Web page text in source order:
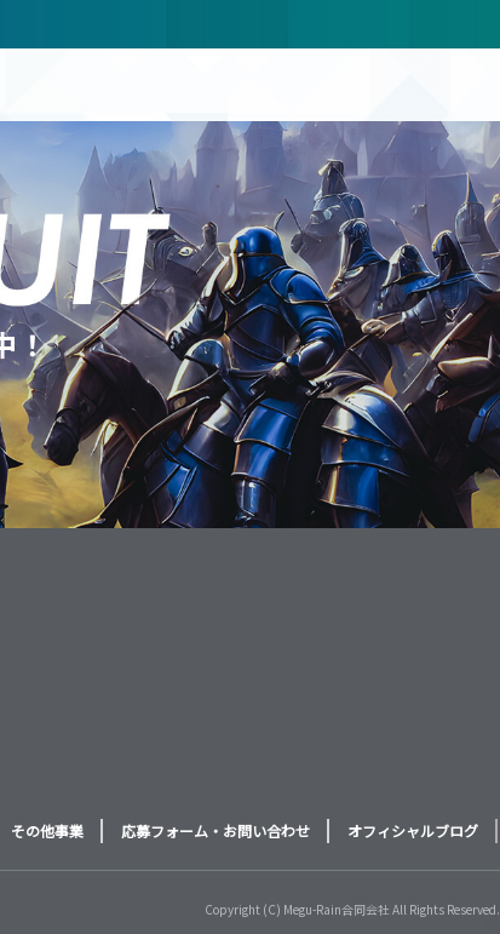
その他事業 応募フォーム・お問い合わせ オフィシャルブログ
Copyright (C) Megu-Rain合同会社 All Rights Reserved.